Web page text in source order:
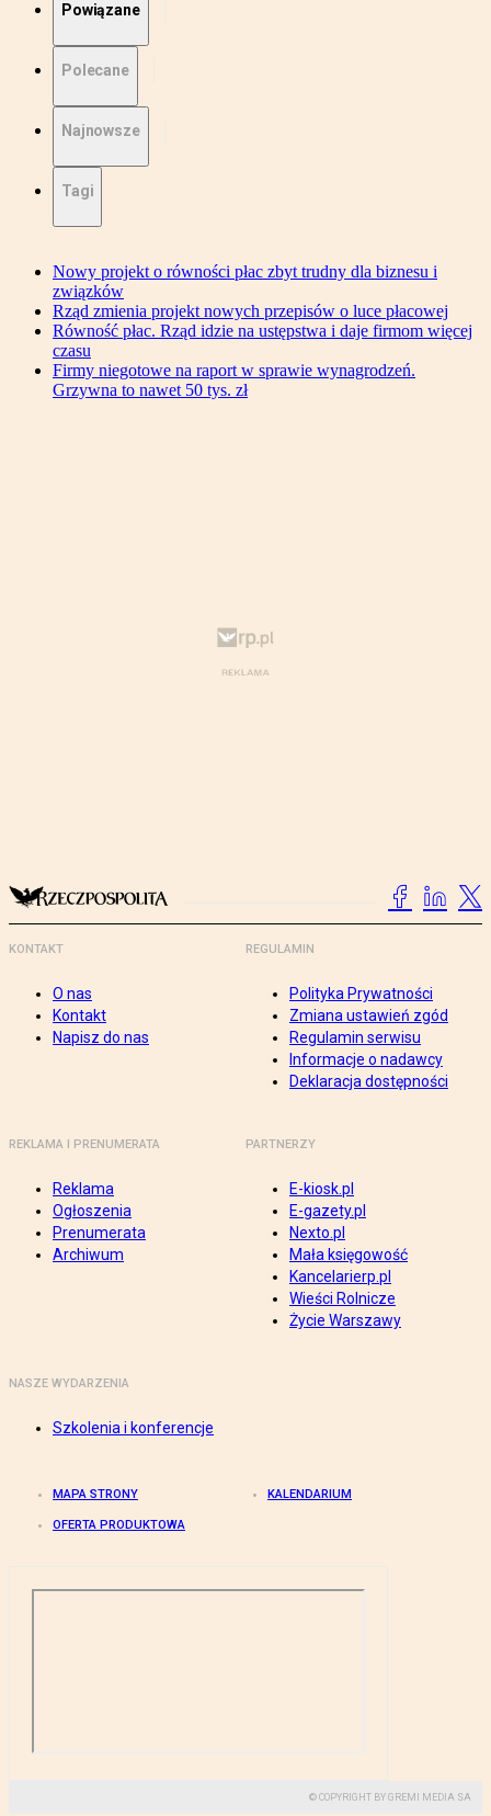
Powiązane
Polecane
Najnowsze
Tagi
Nowy projekt o równości płac zbyt trudny dla biznesu i
związków
Rząd zmienia projekt nowych przepisów o luce płacowej
Równość płac. Rząd idzie na ustępstwa i daje firmom więcej
czasu
Firmy niegotowe na raport w sprawie wynagrodzeń.
Grzywna to nawet 50 tys. zł
KONTAKT
O nas
Kontakt
Napisz do nas
REGULAMIN
Polityka Prywatności
Zmiana ustawień zgód
Regulamin serwisu
Informacje o nadawcy
Deklaracja dostępności
REKLAMA I PRENUMERATA
Reklama
Ogłoszenia
Prenumerata
Archiwum
PARTNERZY
E-kiosk.pl
E-gazety.pl
Nexto.pl
Mała księgowość
Kancelarierp.pl
Wieści Rolnicze
Życie Warszawy
NASZE WYDARZENIA
Szkolenia i konferencje
MAPA STRONY KALENDARIUM
OFERTA PRODUKTOWA
© COPYRIGHT BY GREMI MEDIA SA